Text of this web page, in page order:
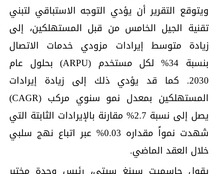
ويتوقع التقرير أن يؤدي التوجه الاستباقي لتبني
تقنية الجيل الخامس من قبل المستهلكين، إلى
زيادة متوسط إيرادات مزودي خدمات الاتصال
بنسبة 34% لكل مستخدم (ARPU) بحلول عام
2030. كما قد يؤدي ذلك إلى زيادة إيرادات
المستهلكين بمعدل نمو سنوي مركب (CAGR)
يصل إلى نسبة 2.7% مقارنة بالإيرادات الثابتة التي
شهدت نمواً مقداره 0.03% عبر اتباع نهج سلبي
خلال العقد الماضي.